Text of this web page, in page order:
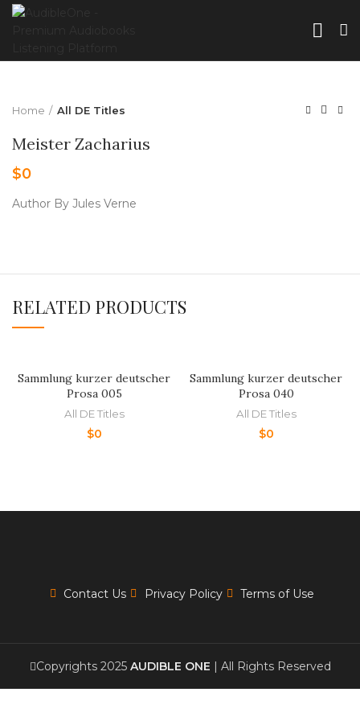
Home All DE Titles
Meister Zacharius
$0
Author By Jules Verne
RELATED PRODUCTS
Sammlung kurzer deutscher
Prosa 005
All DE Titles
$0
Sammlung kurzer deutscher
Prosa 040
All DE Titles
$0
Contact Us Privacy Policy Terms of Use
Copyrights 2025 AUDIBLE ONE | All Rights Reserved